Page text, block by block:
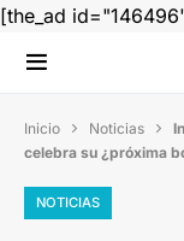
[the_ad
Inicio  Noticias 
celebra su ¿próxima
NOTICIAS